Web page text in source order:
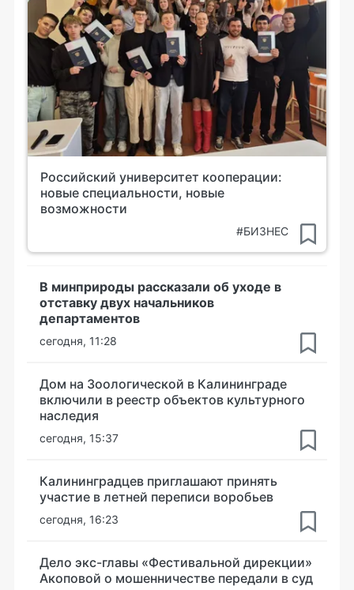
Российский университет кооперации:
новые специальности, новые
возможности
#БИЗНЕС
В минприроды рассказали об уходе в
отставку двух начальников
департаментов
сегодня, 11:28
Дом на Зоологической в Калининграде
включили в реестр объектов культурного
наследия
сегодня, 15:37
Калининградцев приглашают принять
участие в летней переписи воробьев
сегодня, 16:23
Дело экс-главы «Фестивальной дирекции»
Акоповой о мошенничестве передали в суд